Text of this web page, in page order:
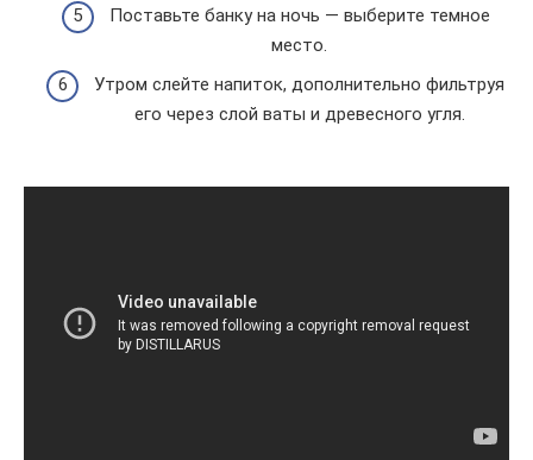
Поставьте банку на ночь — выберите темное
место.
Утром слейте напиток, дополнительно фильтруя
его через слой ваты и древесного угля.